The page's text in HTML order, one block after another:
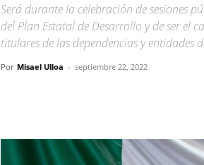
Será durante la celebración de sesiones
del Plan Estatal de Desarrollo y de ser el
titulares de las dependencias y
Por Misael Ulloa - septiembre 22, 2022